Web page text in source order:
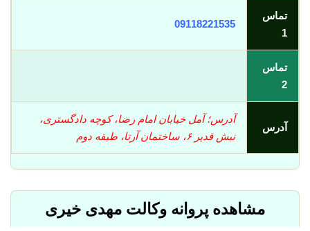
تماس
1
09118221535
تماس
2
آدرس
آدرس؛ آمل خیابان امام رضا، کوچه دادگستری،
نبش قدیر ۶، ساختمان آرتا، طبقه دوم
مشاهده پروانه وکالت مهدی خیری